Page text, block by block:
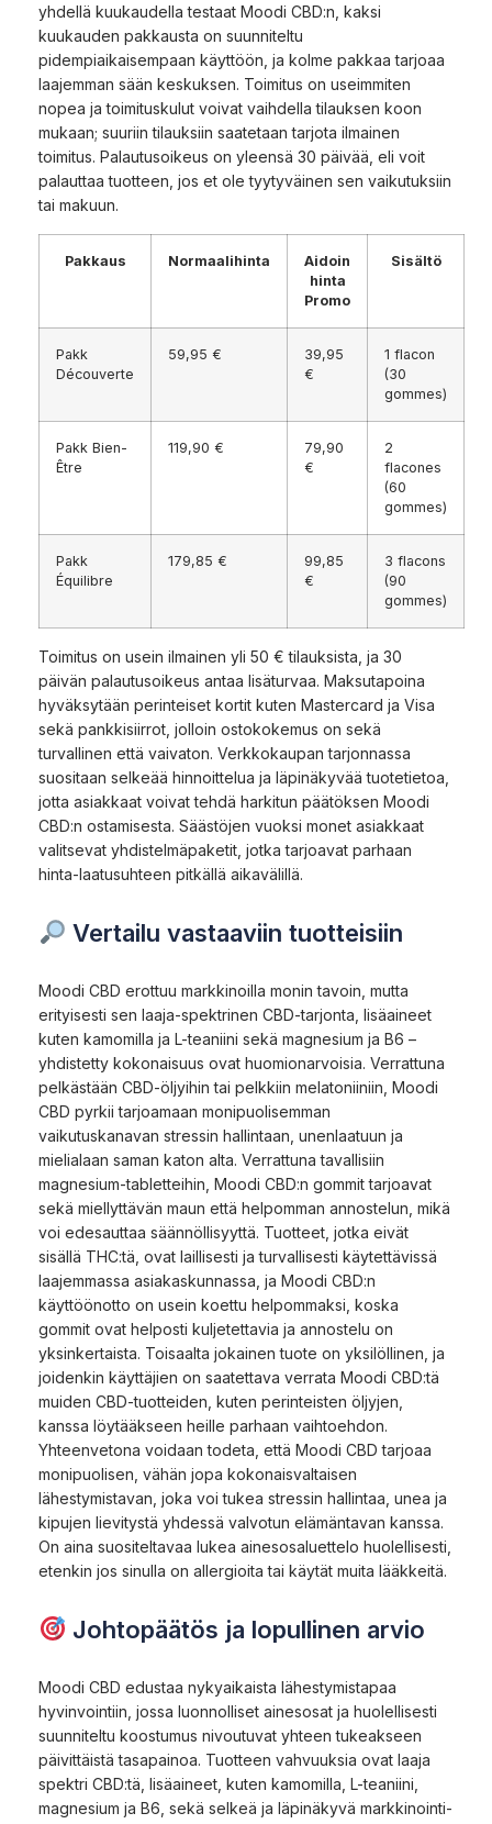
yhdellä kuukaudella testaat Moodi CBD:n, kaksi
kuukauden pakkausta on suunniteltu
pidempiaikaisempaan käyttöön, ja kolme pakkaa tarjoaa
laajemman sään keskuksen. Toimitus on useimmiten
nopea ja toimituskulut voivat vaihdella tilauksen koon
mukaan; suuriin tilauksiin saatetaan tarjota ilmainen
toimitus. Palautusoikeus on yleensä 30 päivää, eli voit
palauttaa tuotteen, jos et ole tyytyväinen sen vaikutuksiin
tai makuun.
Pakkaus Normaalihinta
Aidoin
hinta
Promo
Sisältö
Pakk
Découverte
59,95 €
39,95
€
1 flacon
(30
gommes)
Pakk Bien-
Être
119,90 €
79,90
€
2
flacones
(60
gommes)
Pakk
Équilibre
179,85 €
99,85
€
3 flacons
(90
gommes)
Toimitus on usein ilmainen yli 50 € tilauksista, ja 30
päivän palautusoikeus antaa lisäturvaa. Maksutapoina
hyväksytään perinteiset kortit kuten Mastercard ja Visa
sekä pankkisiirrot, jolloin ostokokemus on sekä
turvallinen että vaivaton. Verkkokaupan tarjonnassa
suositaan selkeää hinnoittelua ja läpinäkyvää tuotetietoa,
jotta asiakkaat voivat tehdä harkitun päätöksen Moodi
CBD:n ostamisesta. Säästöjen vuoksi monet asiakkaat
valitsevat yhdistelmäpaketit, jotka tarjoavat parhaan
hinta-laatusuhteen pitkällä aikavälillä.
Vertailu vastaaviin tuotteisiin
Moodi CBD erottuu markkinoilla monin tavoin, mutta
erityisesti sen laaja-spektrinen CBD-tarjonta, lisäaineet
kuten kamomilla ja L-teaniini sekä magnesium ja B6 –
yhdistetty kokonaisuus ovat huomionarvoisia. Verrattuna
pelkästään CBD-öljyihin tai pelkkiin melatoniiniin, Moodi
CBD pyrkii tarjoamaan monipuolisemman
vaikutuskanavan stressin hallintaan, unenlaatuun ja
mielialaan saman katon alta. Verrattuna tavallisiin
magnesium-tabletteihin, Moodi CBD:n gommit tarjoavat
sekä miellyttävän maun että helpomman annostelun, mikä
voi edesauttaa säännöllisyyttä. Tuotteet, jotka eivät
sisällä THC:tä, ovat laillisesti ja turvallisesti käytettävissä
laajemmassa asiakaskunnassa, ja Moodi CBD:n
käyttöönotto on usein koettu helpommaksi, koska
gommit ovat helposti kuljetettavia ja annostelu on
yksinkertaista. Toisaalta jokainen tuote on yksilöllinen, ja
joidenkin käyttäjien on saatettava verrata Moodi CBD:tä
muiden CBD-tuotteiden, kuten perinteisten öljyjen,
kanssa löytääkseen heille parhaan vaihtoehdon.
Yhteenvetona voidaan todeta, että Moodi CBD tarjoaa
monipuolisen, vähän jopa kokonaisvaltaisen
lähestymistavan, joka voi tukea stressin hallintaa, unea ja
kipujen lievitystä yhdessä valvotun elämäntavan kanssa.
On aina suositeltavaa lukea ainesosaluettelo huolellisesti,
etenkin jos sinulla on allergioita tai käytät muita lääkkeitä.
Johtopäätös ja lopullinen arvio
Moodi CBD edustaa nykyaikaista lähestymistapaa
hyvinvointiin, jossa luonnolliset ainesosat ja huolellisesti
suunniteltu koostumus nivoutuvat yhteen tukeakseen
päivittäistä tasapainoa. Tuotteen vahvuuksia ovat laaja
spektri CBD:tä, lisäaineet, kuten kamomilla, L-teaniini,
magnesium ja B6, sekä selkeä ja läpinäkyvä markkinointi-